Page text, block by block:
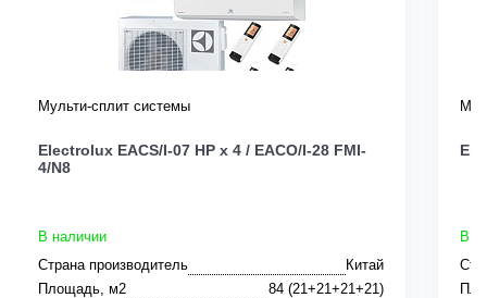
Мульти-сплит системы
Electrolux EACS/I-07 HP x 4 / EACO/I-28 FMI-
4/N8
В наличии
Страна производитель
Китай
Площадь, м2
84 (21+21+21+21)
В